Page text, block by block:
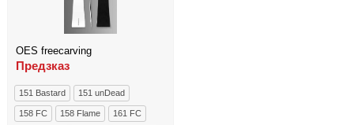
OES freecarving
Предзказ
151 Bastard 151 unDead
158 FC 158 Flame 161 FC